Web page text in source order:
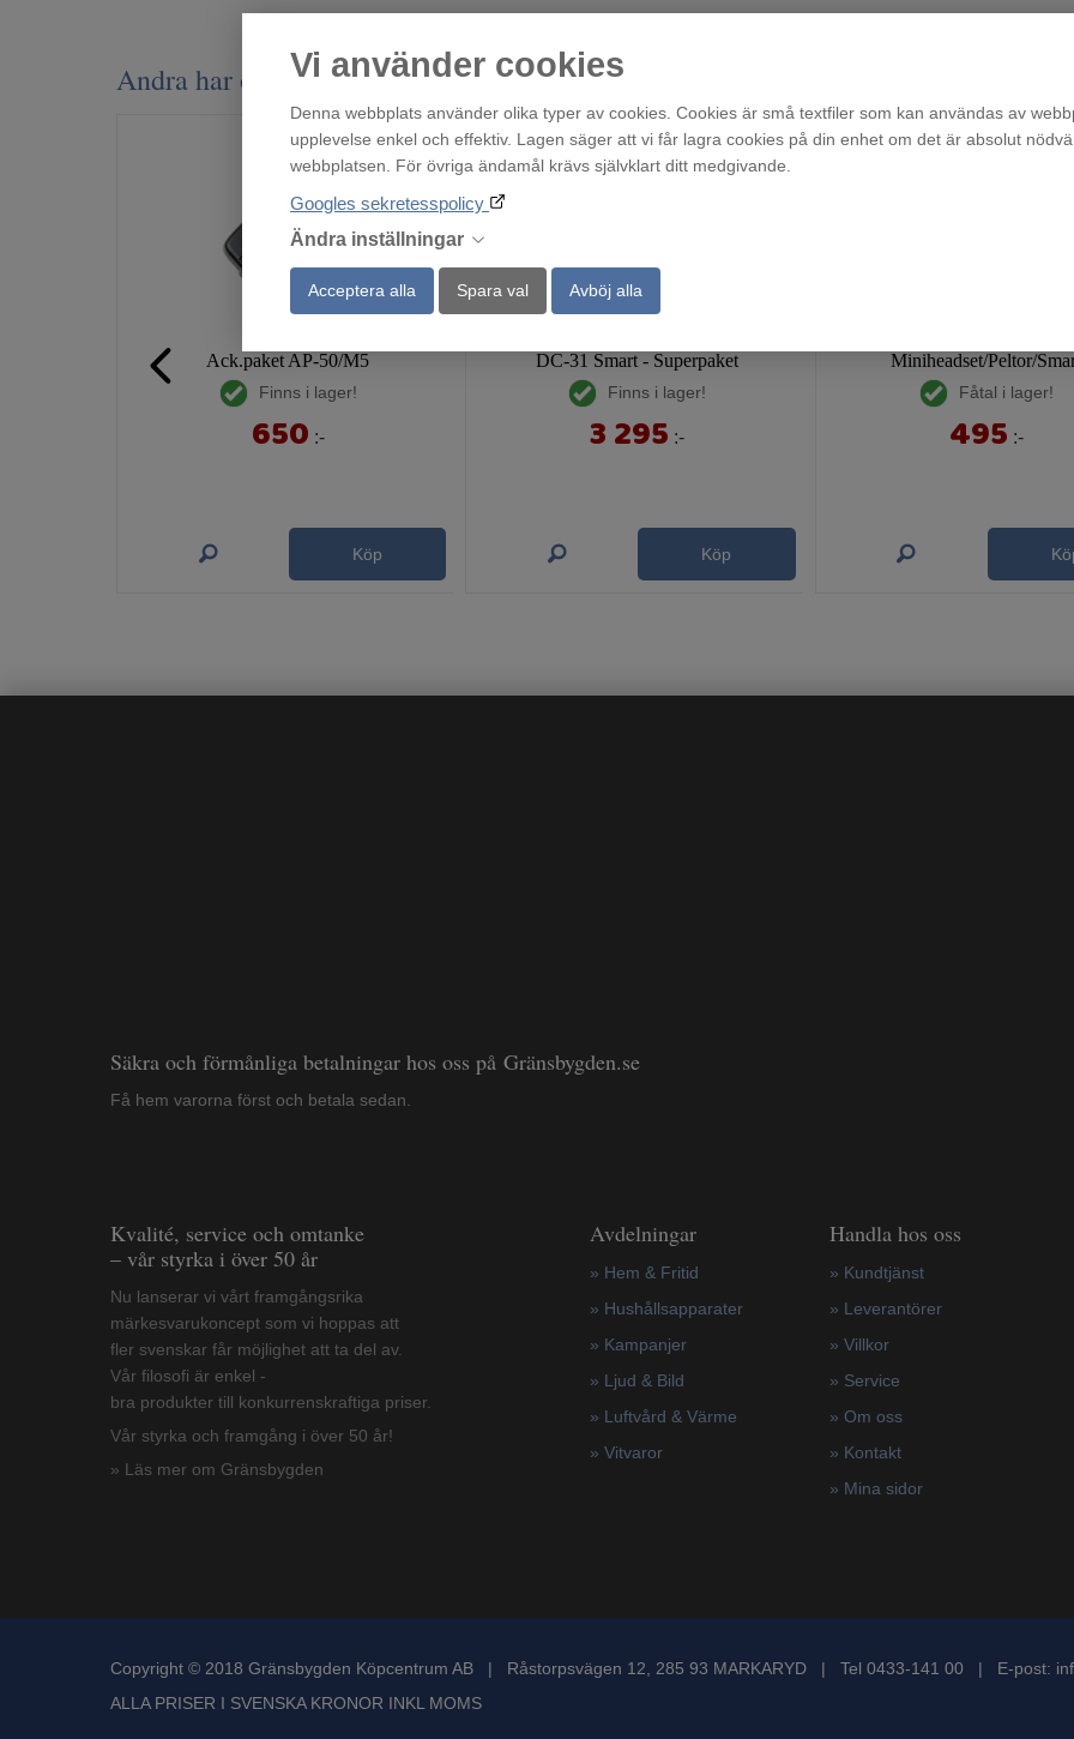
Vi använder cookies
Denna webbplats använder olika typer av cookies. Cookies är små textfiler som kan användas av
upplevelse enkel och effektiv. Lagen säger att vi får lagra cookies på din enhet om det är absolut
webbplatsen. För övriga ändamål krävs självklart ditt medgivande.
Googles sekretesspolicy
Ändra inställningar
Acceptera alla Spara val Avböj alla
Andra har också tittat på
Ack.paket AP-50/M5
Finns i lager!
650 :-
Köp
DC-31 Smart - Superpaket
Finns i lager!
3 295 :-
Köp
Miniheadset/Peltor/
Fåtal i lager!
495 :-
Säkra och förmånliga betalningar hos oss på Gränsbygden.se
Få hem varorna först och betala sedan.
Kvalité, service och omtanke
– vår styrka i över 50 år
Nu lanserar vi vårt framgångsrika
märkesvarukoncept som vi hoppas att
fler svenskar får möjlighet att ta del av.
Vår filosofi är enkel -
bra produkter till konkurrenskraftiga priser.
Vår styrka och framgång i över 50 år!
» Läs mer om Gränsbygden
Avdelningar
» Hem & Fritid
» Hushållsapparater
» Kampanjer
» Ljud & Bild
» Luftvård & Värme
» Vitvaror
Handla hos oss
» Kundtjänst
» Leverantörer
» Villkor
» Service
» Om oss
» Kontakt
» Mina sidor
Copyright © 2018 Gränsbygden Köpcentrum AB | Råstorpsvägen 12, 285 93 MARKARYD | Tel 0433-141 00 | E-post:
ALLA PRISER I SVENSKA KRONOR INKL MOMS